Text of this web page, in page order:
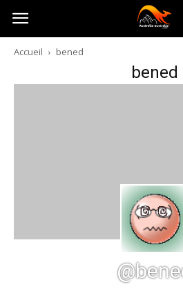
Australia-
australie.com
Accueil bened
bened